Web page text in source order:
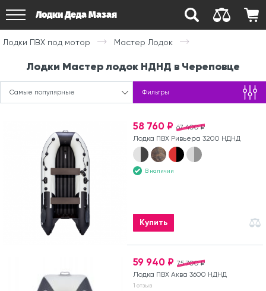
Лодки Деда Мазая
Лодки ПВХ под мотор Мастер Лодок
Лодки Мастер лодок НДНД в Череповце
Самые популярные Фильтры
67 400 ₽
58 760 ₽
Лодка ПВХ Ривьера 3200 НДНД
В наличии
Купить
75 700 ₽
59 940 ₽
Лодка ПВХ Аква 3600 НДНД
1 отзыв